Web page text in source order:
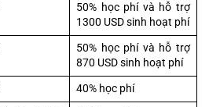
50% học phí và hỗ trợ
1300 USD sinh hoạt phí
50% học phí và hỗ trợ
870 USD sinh hoạt phí
40% học phí